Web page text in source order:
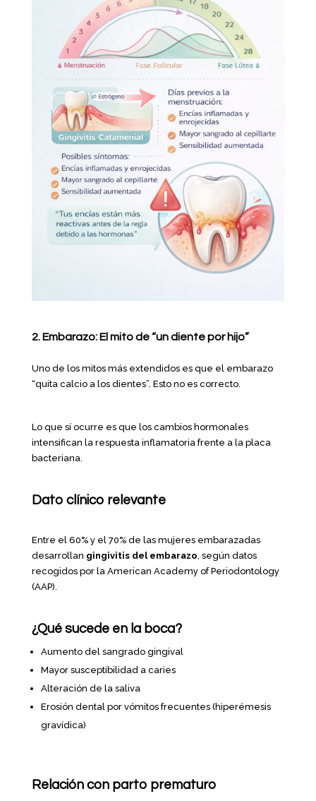
2. Embarazo: El mito de “un diente por hijo”
Uno de los mitos más extendidos es que el embarazo
“quita calcio a los dientes”. Esto no es correcto.
Lo que sí ocurre es que los cambios hormonales
intensifican la respuesta inflamatoria frente a la placa
bacteriana.
Dato clínico relevante
Entre el 60% y el 70% de las mujeres embarazadas
desarrollan gingivitis del embarazo, según datos
recogidos por la American Academy of Periodontology
(AAP).
¿Qué sucede en la boca?
Aumento del sangrado gingival
Mayor susceptibilidad a caries
Alteración de la saliva
Erosión dental por vómitos frecuentes (hiperémesis
gravídica)
Relación con parto prematuro